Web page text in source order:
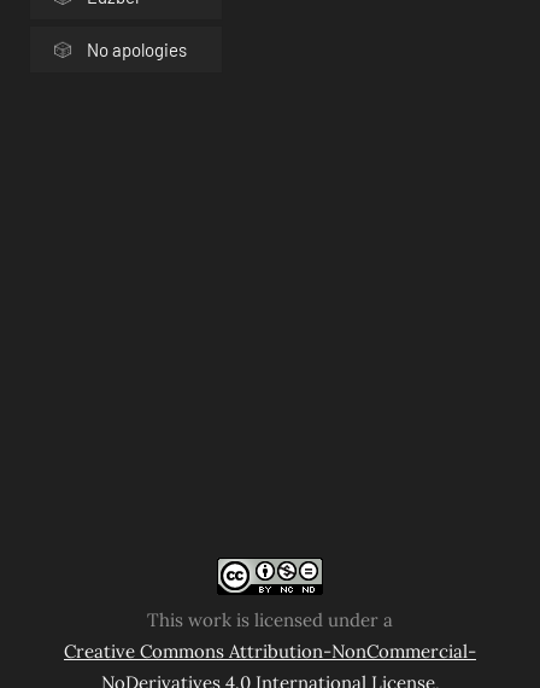
No apologies
This work is licensed under a
Creative Commons Attribution-NonCommercial-
NoDerivatives 4.0 International License.